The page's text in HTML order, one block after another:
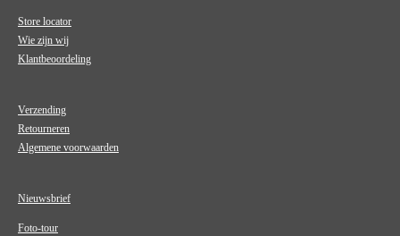
Store locator
Wie zijn wij
Klantbeoordeling
Verzending
Retourneren
Algemene voorwaarden
Nieuwsbrief
Foto-tour